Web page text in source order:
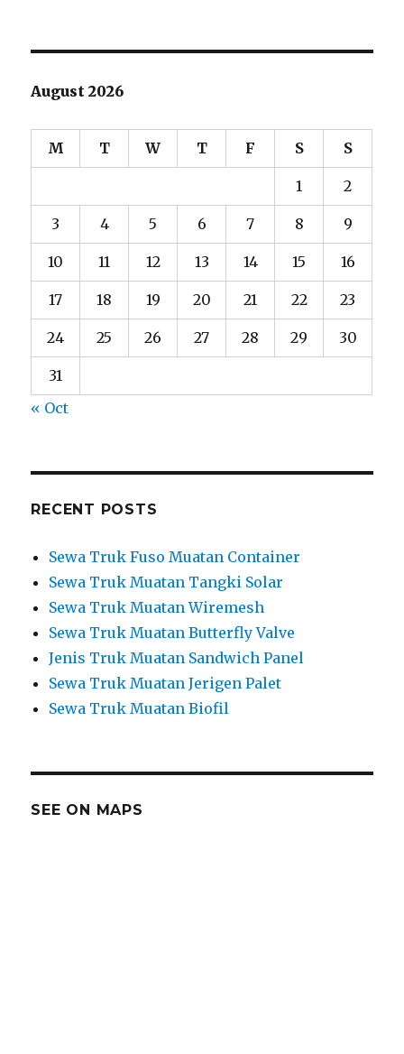
August 2026
M T W T F S S
1 2
3 4 5 6 7 8 9
10 11 12 13 14 15 16
17 18 19 20 21 22 23
24 25 26 27 28 29 30
31
« Oct
RECENT POSTS
Sewa Truk Fuso Muatan Container
Sewa Truk Muatan Tangki Solar
Sewa Truk Muatan Wiremesh
Sewa Truk Muatan Butterfly Valve
Jenis Truk Muatan Sandwich Panel
Sewa Truk Muatan Jerigen Palet
Sewa Truk Muatan Biofil
SEE ON MAPS